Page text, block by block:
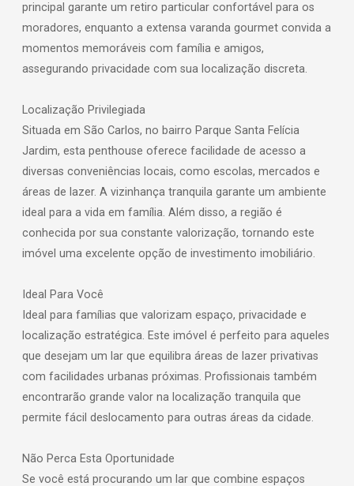
principal garante um retiro particular confortável para os
moradores, enquanto a extensa varanda gourmet convida a
momentos memoráveis com família e amigos,
assegurando privacidade com sua localização discreta.
Localização Privilegiada
Situada em São Carlos, no bairro Parque Santa Felícia
Jardim, esta penthouse oferece facilidade de acesso a
diversas conveniências locais, como escolas, mercados e
áreas de lazer. A vizinhança tranquila garante um ambiente
ideal para a vida em família. Além disso, a região é
conhecida por sua constante valorização, tornando este
imóvel uma excelente opção de investimento imobiliário.
Ideal Para Você
Ideal para famílias que valorizam espaço, privacidade e
localização estratégica. Este imóvel é perfeito para aqueles
que desejam um lar que equilibra áreas de lazer privativas
com facilidades urbanas próximas. Profissionais também
encontrarão grande valor na localização tranquila que
permite fácil deslocamento para outras áreas da cidade.
Não Perca Esta Oportunidade
Se você está procurando um lar que combine espaços